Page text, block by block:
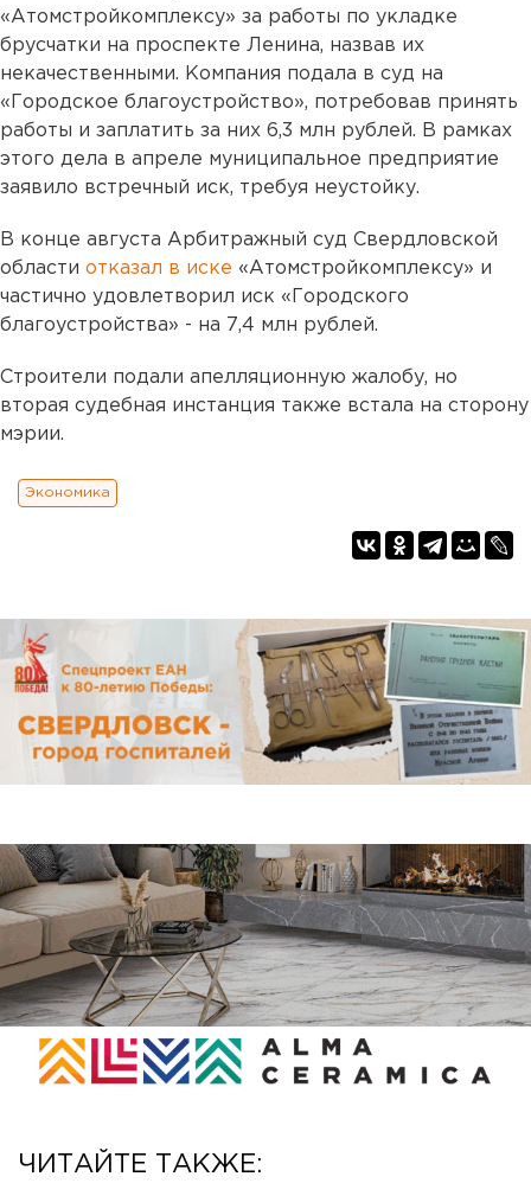
«Атомстройкомплексу» за работы по укладке
брусчатки на проспекте Ленина, назвав их
некачественными. Компания подала в суд на
«Городское благоустройство», потребовав принять
работы и заплатить за них 6,3 млн рублей. В рамках
этого дела в апреле муниципальное предприятие
заявило встречный иск, требуя неустойку.
В конце августа Арбитражный суд Свердловской
области отказал в иске «Атомстройкомплексу» и
частично удовлетворил иск «Городского
благоустройства» - на 7,4 млн рублей.
Строители подали апелляционную жалобу, но
вторая судебная инстанция также встала на сторону
мэрии.
Экономика
ЧИТАЙТЕ ТАКЖЕ: